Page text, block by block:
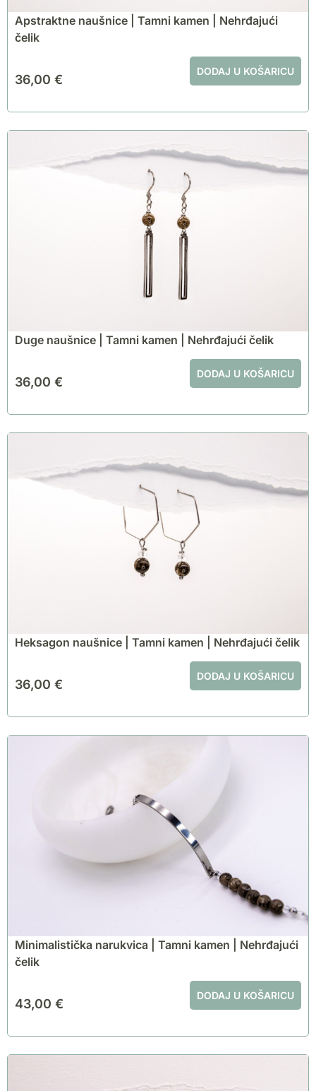
Apstraktne naušnice | Tamni kamen | Nehrđajući
čelik
36,00 €
DODAJ U KOŠARICU
Duge naušnice | Tamni kamen | Nehrđajući čelik
36,00 €
DODAJ U KOŠARICU
Heksagon naušnice | Tamni kamen | Nehrđajući čelik
36,00 €
DODAJ U KOŠARICU
Minimalistička narukvica | Tamni kamen | Nehrđajući
čelik
43,00 €
DODAJ U KOŠARICU